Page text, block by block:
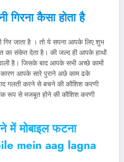
गिरना कैसा होता है
गिर जाता है । तो ये सपना आपके लिए शुभ
का संकेत देता है। की जल्द ही आपके हाथों
है। जिसके बाद आपके सभी अच्छे कामों
आपके सारे पुराने अछे काम ढके
गलती करने से बचने की कौशिश करणी
रूप से मजबूत होने की कौशिश करणी
में मोबाइल फटना
mein aag lagna